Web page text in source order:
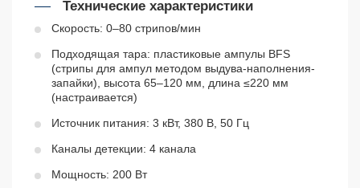
Технические характеристики
Скорость: 0–80 стрипов/мин
Подходящая тара: пластиковые ампулы BFS
(стрипы для ампул методом выдува-наполнения-
запайки), высота 65–120 мм, длина ≤220 мм
(настраивается)
Источник питания: 3 кВт, 380 В, 50 Гц
Каналы детекции: 4 канала
Мощность: 200 Вт